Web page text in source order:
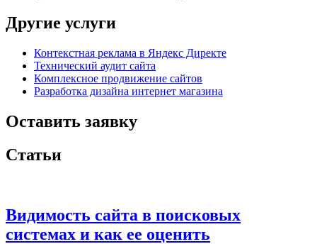
Другие услуги
Контекстная реклама в Яндекс Директе
Технический аудит сайта
Комплексное продвижение сайтов
Разработка дизайна интернет магазина
Оставить заявку
Статьи
Видимость сайта в поисковых
системах и как ее оценить